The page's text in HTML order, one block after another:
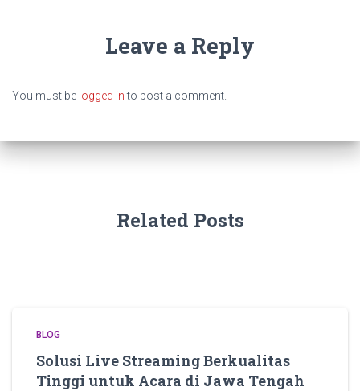
Leave a Reply
You must be logged into post a comment.
Related Posts
BLOG
Solusi Live Streaming Berkualitas
Tinggi untuk Acara di Jawa Tengah